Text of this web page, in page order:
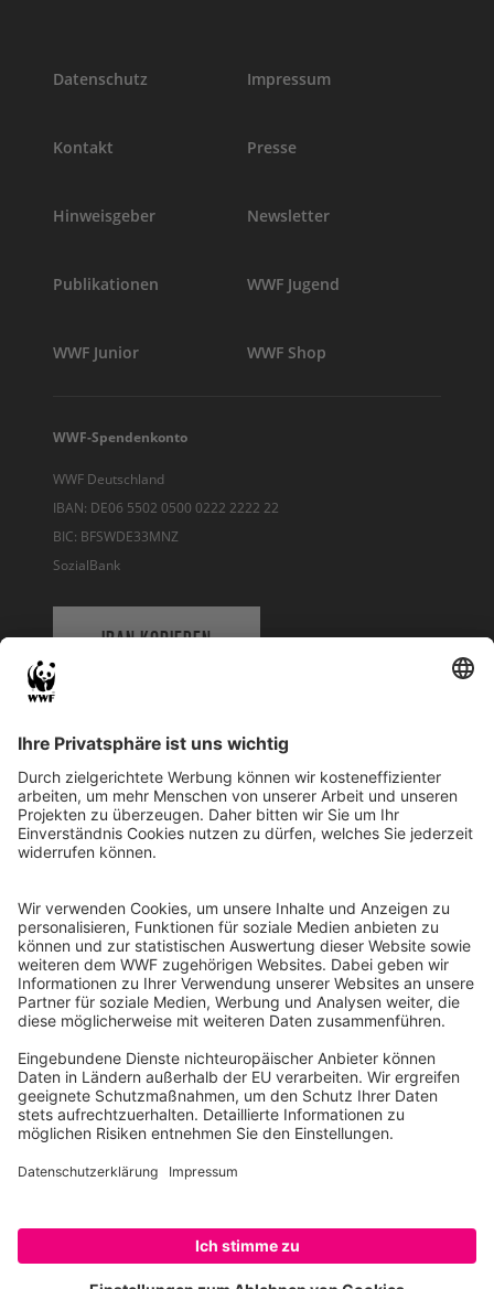
Datenschutz Impressum
Kontakt Presse
Hinweisgeber Newsletter
Publikationen WWF Jugend
WWF Junior WWF Shop
WWF-Spendenkonto
WWF Deutschland
IBAN: DE06 5502 0500 0222 2222 22
BIC: BFSWDE33MNZ
SozialBank
IBAN KOPIEREN
WWF Deutschland
Reinhardtstr. 18
10117 Berlin
Ihre Spende kann steuerlich geltend gemacht werden
Registriert als Stiftung WWF Deutschland, Senatsverwaltung für
Justiz Berlin, Az: 3416/976/2
Umsatzsteuer-Identifikationsnummer: DE 114236103
Freistellungsbescheid: Als gemeinnützige Körperschaft befreit
von der Körperschaftssteuer gem. §5 I 9 KStg. unter der
Steuernummer 27/641/09321